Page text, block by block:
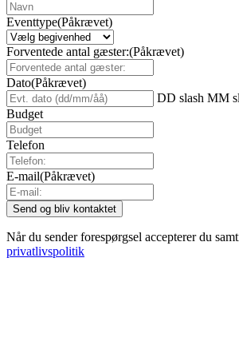
Eventtype(Påkrævet)
Forventede antal gæster:(Påkrævet)
Dato(Påkrævet)
DD slash MM
Budget
Telefon
E-mail(Påkrævet)
Når du sender forespørgsel accepterer du
privatlivspolitik